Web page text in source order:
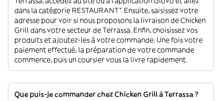
dans la catégorie RESTAURANT”. Ensuite, saisissez votre
adresse pour voir si nous proposons la livraison de Chicken
Grill dans votre secteur de Terrassa. Enfin, choisissez vos
produits et ajoutez-les à votre commande. Une fois votre
paiement effectué, la préparation de votre commande
commence, puis un coursier vous la livre rapidement.
Que puis-je commander chez Chicken Grill à Terrassa ?